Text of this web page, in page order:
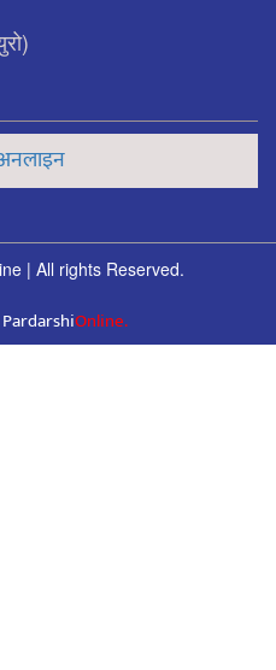
| All rights Reserved.
PardarshiOnline.